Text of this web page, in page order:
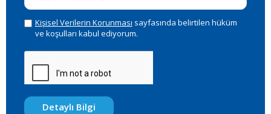
Kişisel Verilerin Korunması sayfasında belirtilen hüküm
ve koşulları kabul ediyorum.
Detaylı Bilgi